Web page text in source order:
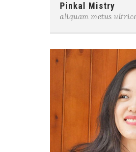
Pinkal Mistry
aliquam metus